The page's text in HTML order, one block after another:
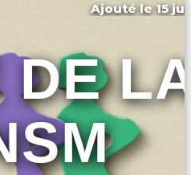
Ajouté le 15
DE